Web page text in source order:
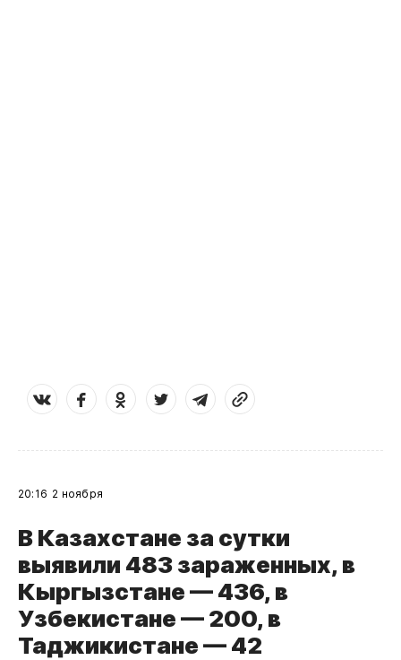
20:16 2 ноября
В Казахстане за сутки
выявили 483 зараженных, в
Кыргызстане — 436, в
Узбекистане — 200, в
Таджикистане — 42